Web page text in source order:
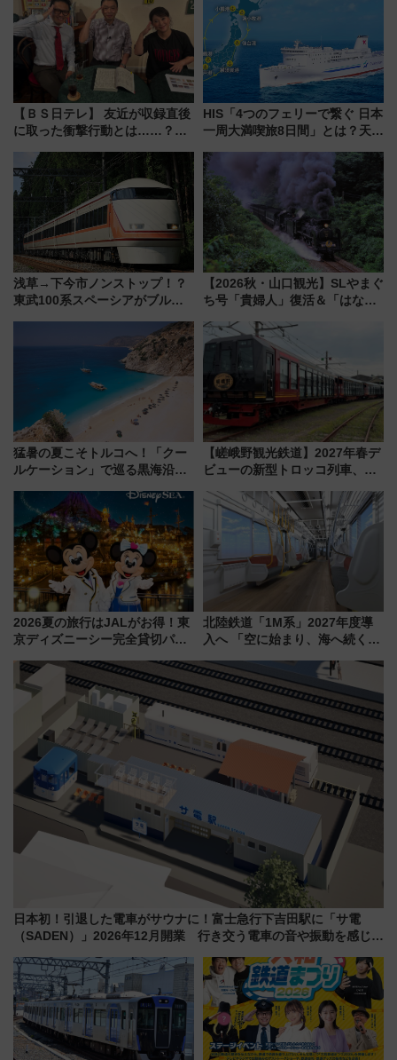
【ＢＳ日テレ】 友近が収録直後
に取った衝撃行動とは……？
で極上の夏祭り鉄道旅を放送
HIS「4つのフェリーで繋ぐ 日本
一周大満喫旅8日間」とは？天橋
の絶景＆限定グルメを網羅！煩
雑な手続きも不要でお手軽に楽
しめるプランが登場
浅草→下今市ノンストップ！？
東武100系スペーシアがブルー
ー当時の停車駅」を再現 運転
時刻や特急券の買い方を紹介
【2026秋・山口観光】SLやまぐ
ち号「貴婦人」復活＆「はなあ
注目観光列車まとめ きっぷの取
り方は？
猛暑の夏こそトルコへ！「クー
ルケーション」で巡る黒海沿岸
連検索数が前年比237％増、ナ
ショジオも認める『2026年に訪
れるべき世界の旅先』
【嵯峨野観光鉄道】2027年春デ
ビューの新型トロッコ列車、い
は2026年で引退
2026夏の旅行はJALがお得！東
京ディズニーシー完全貸切パー
ーン始まる 条件は「夏の国内
線に2回搭乗」
北陸鉄道「1M系」2027年度導
入へ 「空に始まり、海へ続く」
神秘的なデザイン
日本初！引退した電車がサウナに！富士急行下吉田駅に「サ電
（SADEN）」2026年12月開業 行き交う電車の音や振動を感じな